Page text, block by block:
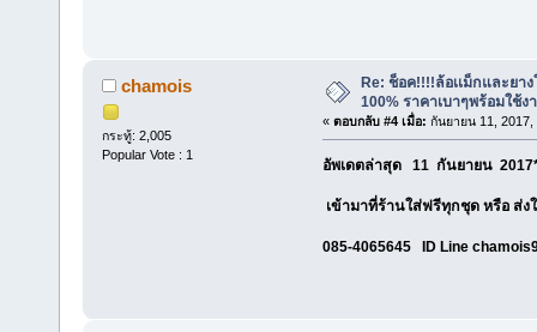
chamois
กระทู้: 2,005
Popular Vote : 1
Re: ช็อค!!!!ล้อเเม็กและยา
100% ราคาเบาๆพร้อมใช้ง
« ตอบกลับ #4 เมื่อ: กันยายน 11, 2017,
อัพเดตล่าสุด 11 กันยายน
เข้ามาที่ร้านใส่ฟรีทุกชุด หรือ ส่
085-4065645 ID Line